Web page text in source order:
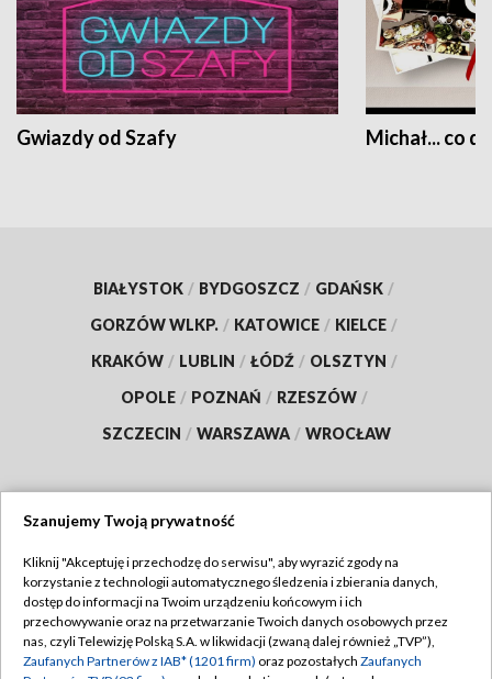
Gwiazdy od Szafy Michał... co
BIAŁYSTOK / BYDGOSZCZ / GDAŃSK /
GORZÓW WLKP. / KATOWICE / KIELCE /
KRAKÓW / LUBLIN / ŁÓDŹ / OLSZTYN /
OPOLE / POZNAŃ / RZESZÓW /
SZCZECIN / WARSZAWA / WROCŁAW
TVP
Abonament TVP
Emisja w TVP
Regulamin TVP
Polityka prywatności
Szanujemy Twoją prywatność
Kliknij "Akceptuję i przechodzę do serwisu", aby wyrazić zgody na
korzystanie z technologii automatycznego śledzenia i zbierania danych,
dostęp do informacji na Twoim urządzeniu końcowym i ich
przechowywanie oraz na przetwarzanie Twoich danych osobowych przez
nas, czyli Telewizję Polską S.A. w likwidacji (zwaną dalej również „TVP”),
Zaufanych Partnerów z IAB* (1201 firm) oraz pozostałych Zaufanych